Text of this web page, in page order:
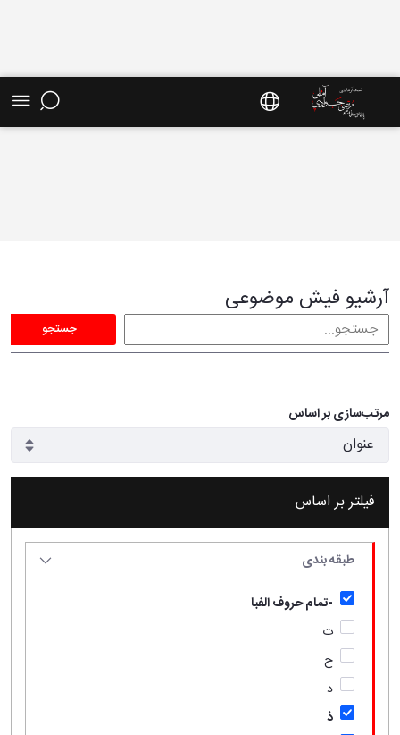
آرشیو فیش موضوعی
جستجو
مرتب‌سازی بر اساس
فیلتر بر اساس
طبقه بندی
-تمام حروف الفبا
ت
ح
د
ذ